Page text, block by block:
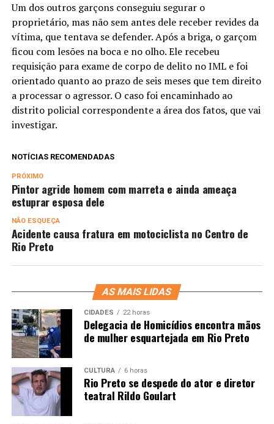
Um dos outros garçons conseguiu segurar o
proprietário, mas não sem antes dele receber revides da
vítima, que tentava se defender. Após a briga, o garçom
ficou com lesões na boca e no olho. Ele recebeu
requisição para exame de corpo de delito no IML e foi
orientado quanto ao prazo de seis meses que tem direito
a processar o agressor. O caso foi encaminhado ao
distrito policial correspondente a área dos fatos, que vai
investigar.
NOTÍCIAS RECOMENDADAS
PRÓXIMO
Pintor agride homem com marreta e ainda ameaça
estuprar esposa dele
NÃO ESQUEÇA
Acidente causa fratura em motociclista no Centro de
Rio Preto
AS MAIS LIDAS
CIDADES 22 horas
Delegacia de Homicídios encontra mãos
de mulher esquartejada em Rio Preto
CULTURA 6 horas
Rio Preto se despede do ator e diretor
teatral Rildo Goulart